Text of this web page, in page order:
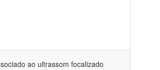
ao ultrassom focalizado